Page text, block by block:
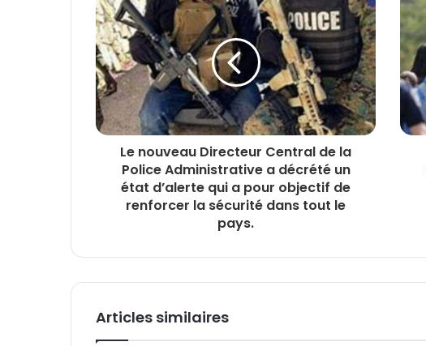
Le nouveau Directeur Central de la
Police Administrative a décrété un
état d’alerte qui a pour objectif de
renforcer la sécurité dans tout le
pays.
Articles similaires